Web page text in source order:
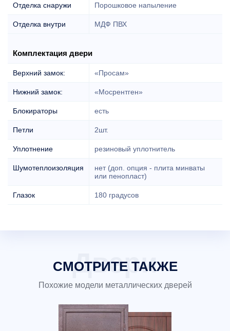
Отделка снаружи Порошковое напыление
Отделка внутри МДФ ПВХ
Комплектация двери
Верхний замок: «Просам»
Нижний замок: «Мосрентген»
Блокираторы есть
Петли 2шт.
Уплотнение резиновый уплотнитель
Шумотеплоизоляция
нет (доп. опция - плита минваты
или пенопласт)
Глазок 180 градусов
СМОТРИТЕ ТАКЖЕ
Похожие модели металлических дверей